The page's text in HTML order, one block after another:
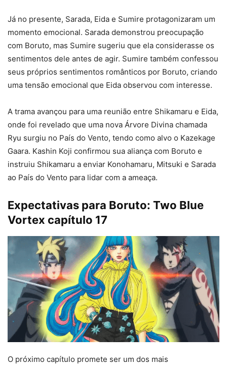
Já no presente, Sarada, Eida e Sumire protagonizaram um
momento emocional. Sarada demonstrou preocupação
com Boruto, mas Sumire sugeriu que ela considerasse os
sentimentos dele antes de agir. Sumire também confessou
seus próprios sentimentos românticos por Boruto, criando
uma tensão emocional que Eida observou com interesse.
A trama avançou para uma reunião entre Shikamaru e Eida,
onde foi revelado que uma nova Árvore Divina chamada
Ryu surgiu no País do Vento, tendo como alvo o Kazekage
Gaara. Kashin Koji confirmou sua aliança com Boruto e
instruiu Shikamaru a enviar Konohamaru, Mitsuki e Sarada
ao País do Vento para lidar com a ameaça.
Expectativas para Boruto: Two Blue
Vortex capítulo 17
O próximo capítulo promete ser um dos mais